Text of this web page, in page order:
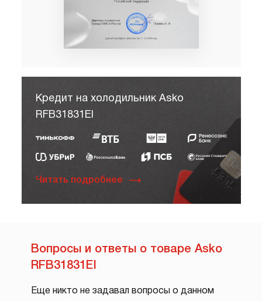
Кредит на холодильник Asko
RFB31831EI
Читать подробнее
Вопросы и ответы о товаре Asko
RFB31831EI
Еще никто не задавал вопросы о данном